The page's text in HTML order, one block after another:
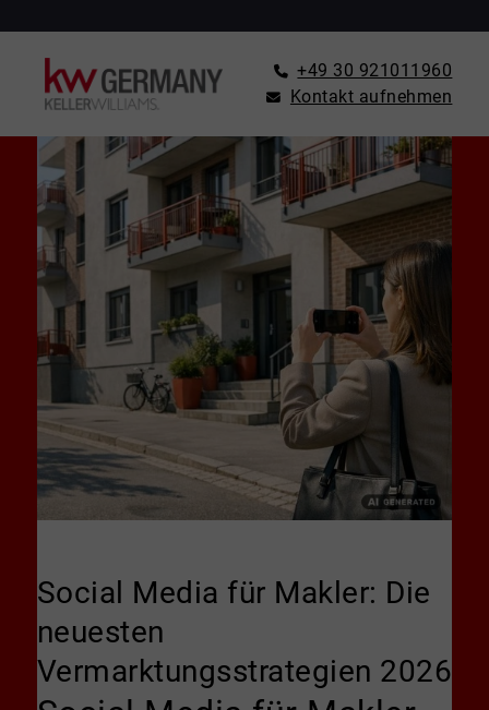
+49 30 921011960
Kontakt aufnehmen
Social Media für Makler: Die
neuesten
Vermarktungsstrategien 2026